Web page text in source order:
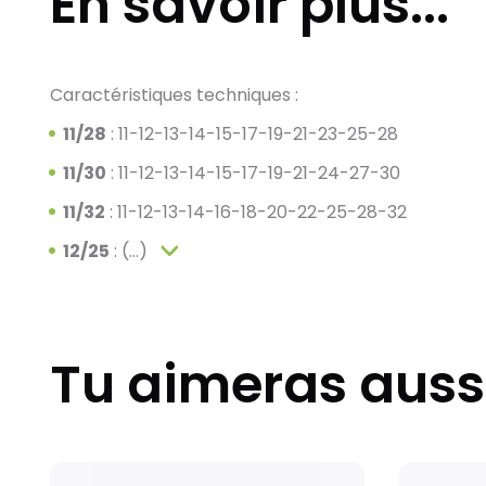
Caractéristiques techniques :
11/28 : 11-12-13-14-15-17-19-21-23-25-28
11/30 : 11-12-13-14-15-17-19-21-24-27-30
11/32 : 11-12-13-14-16-18-20-22-25-28-32
12/25 : (...)
Tu aimeras